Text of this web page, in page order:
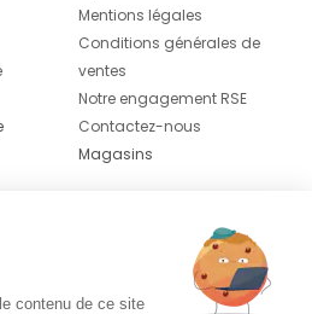
Mentions légales
Conditions générales de
ventes
Notre engagement RSE
Contactez-nous
Magasins
& le
contenu de ce site